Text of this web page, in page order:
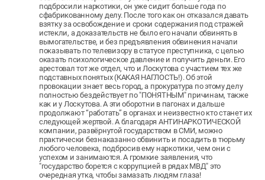
подбросили наркотики, он уже сидит больше года по
сфабрикованному делу. После того как он отказался давать
взятку за освобождение и сроки содержания под стражей
истекли, а доказательств не было его начали обвинять в
вымогательстве, и без предъявления обвинения начали
показывать по телевизору в статусе преступника, с целью
оказать психологическое давление и получить деньги. Его
арестовал тот же отдел, что и Лоскутова с участием тех же
подставных понятых (КАКАЯ НАГЛОСТЬ!). Об этой
провокации знает весь город, а прокуратура по этому делу
полностью бездействует по "ПОНЯТНЫМ" причинам, также
как и у Лоскутова. А эти оборотни в пагонах и дальше
продолжают “работать” в органах и неизвестно кто станет их
следующей жертвой. А благодаря АНТИНАРКОТИЧЕСКОЙ
компании, развёрнутой государством в СМИ, можно
практически безнаказанно обвинить и посадить в тюрьму
любого человека, подбросив ему наркотики, чем они с
успехом и занимаются. А громкие заявления, что
"государство борется с коррупцией в рядах МВД" это
очередная утка, чтобы замазать людям глаза!